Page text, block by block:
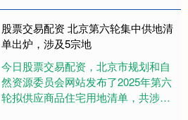
阵子才发现，要么太吵、要么太晒....
股票交易配资 北京第六轮集中供地清
单出炉，涉及5宗地
今日股票交易配资，北京市规划和自
然资源委员会网站发布了2025年第六
轮拟供应商品住宅用地清单，共涉及